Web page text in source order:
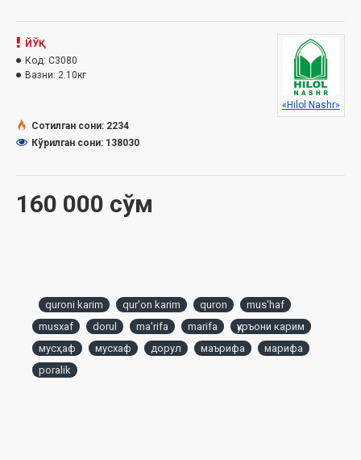
ранг билан 28 та тажвид қоидаси ифодаланган. Шу ва бошқа
сабабларни инобатга олганда ушбу мусъҳаф айниқса
Қуръонга энди тушган ўрганувчилар учун жуда қўл келади.
Ушбу порали Мусҳафнинг бир нечта қулайликлари
мавжуд. Жумладан:
• 30 пора алоҳида қилинган, яъни 30 та китоб бўлади. Бу,
• Махсус қутида чиқарилмода. Бу Мусҳафни ўзингиз билан
олиб юришингиз учун қулайдир;
• Янги Мусҳафнинг поралари алоҳида бўлса ҳам асл Қуръони
Каримнинг бетлари билан бир хилдир. Бу ўқувчи учун
адашиб кетишнинг олдини олади.
160 000 сўм
ЙЎҚ
Код: C3080
Вазни: 2.10кг
«Hilol Nashr»
Сотилган сони: 2234
Кўрилган сони: 138030
quroni karim qur'on karim quron
mus'haf
musxaf
dorul ma'rifa marifa
қуръони карим
мусҳаф
мусхаф дорул маърифа
марифа
poralik